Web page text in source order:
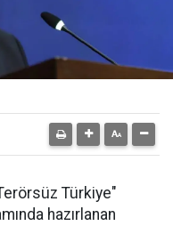
Türkiye"
hazırlanan